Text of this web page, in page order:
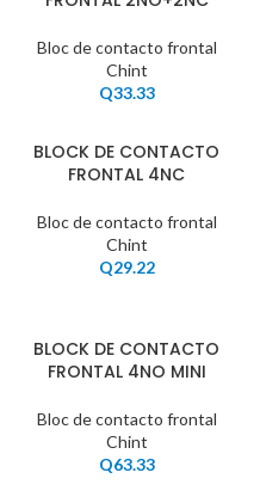
Bloc de contacto frontal
Chint
Q33.33
BLOCK DE CONTACTO
FRONTAL 4NC
Bloc de contacto frontal
Chint
Q29.22
BLOCK DE CONTACTO
FRONTAL 4NO MINI
Bloc de contacto frontal
Chint
Q63.33